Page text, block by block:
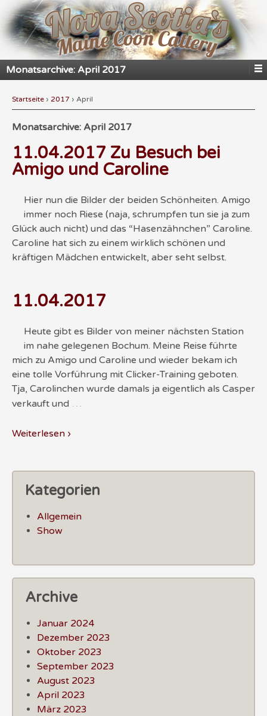
Monatsarchive: April 2017
Startseite › 2017 › April
Monatsarchive: April 2017
11.04.2017 Zu Besuch bei
Amigo und Caroline
Hier nun die Bilder der beiden Schönheiten. Amigo
immer noch Riese (naja, schrumpfen tun sie ja zum
Glück auch nicht) und das “Hasenzähnchen” Caroline.
Caroline hat sich zu einem wirklich schönen und
kräftigen Mädchen entwickelt, aber seht selbst.
11.04.2017
Heute gibt es Bilder von meiner nächsten Station
im nahe gelegenen Bochum. Meine Reise führte
mich zu Amigo und Caroline und wieder bekam ich
eine tolle Vorführung mit Clicker-Training geboten.
Tja, Carolinchen wurde damals ja eigentlich als Casper
verkauft und …
Weiterlesen ›
Kategorien
Allgemein
Show
Archive
Januar 2024
Dezember 2023
Oktober 2023
September 2023
August 2023
April 2023
März 2023